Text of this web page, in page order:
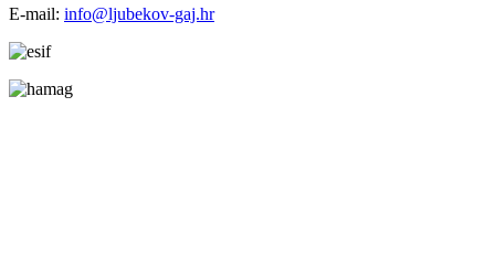
E-mail: info@ljubekov-gaj.hr